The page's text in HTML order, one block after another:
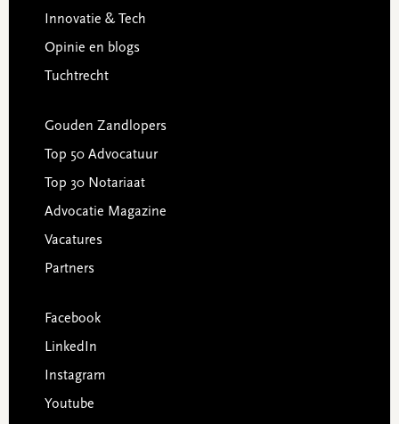
Innovatie & Tech
Opinie en blogs
Tuchtrecht
Gouden Zandlopers
Top 50 Advocatuur
Top 30 Notariaat
Advocatie Magazine
Vacatures
Partners
Facebook
LinkedIn
Instagram
Youtube